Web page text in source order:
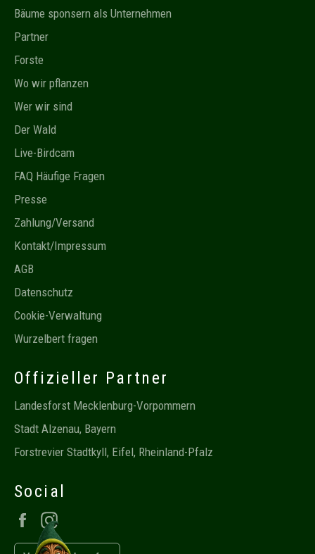
Bäume sponsern als Unternehmen
Partner
Forste
Wo wir pflanzen
Wer wir sind
Der Wald
Live-Birdcam
FAQ Häufige Fragen
Presse
Zahlung/Versand
Kontakt/Impressum
AGB
Datenschutz
Cookie-Verwaltung
Wurzelbert fragen
Offizieller Partner
Landesforst Mecklenburg-Vorpommern
Stadt Alzenau, Bayern
Forstrevier Stadtkyll, Eifel, Rheinland-Pfalz
Social
Facebook